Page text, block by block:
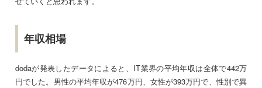
年収相場
dodaが発表したデータによると、IT業界の平均年収は全体で442万
円でした。男性の平均年収が476万円、女性が393万円で、性別で異